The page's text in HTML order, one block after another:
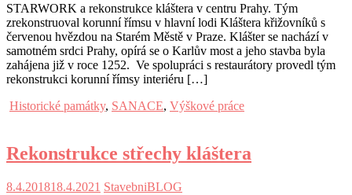
STARWORK a rekonstrukce kláštera v centru Prahy. Tým
zrekonstruoval korunní římsu v hlavní lodi Kláštera křižovníků s
červenou hvězdou na Starém Městě v Praze. Klášter se nachází v
samotném srdci Prahy, opírá se o Karlův most a jeho stavba byla
zahájena již v roce 1252. Ve spolupráci s restaurátory provedl tým
rekonstrukci korunní římsy interiéru […]
Historické památky, SANACE, Výškové práce
Rekonstrukce střechy kláštera
8.4.201818.4.2021 StavebniBLOG